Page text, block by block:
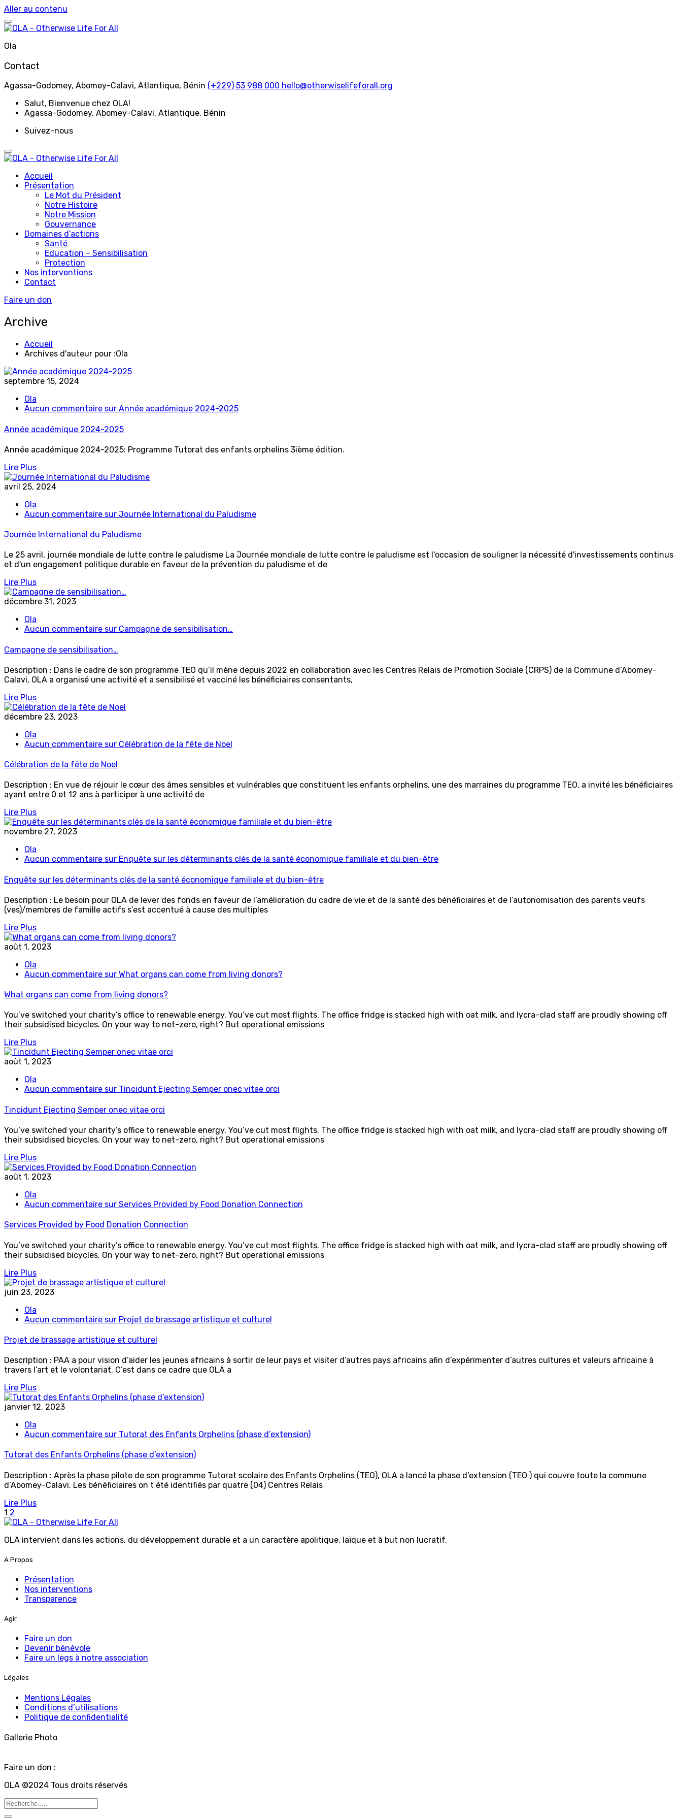
Aller au contenu
Ola
Contact
Agassa-Godomey, Abomey-Calavi, Atlantique, Bénin (+229) 53 988 000 hello@otherwiselifeforall.org
Salut, Bienvenue chez OLA!
Agassa-Godomey, Abomey-Calavi, Atlantique, Bénin
Suivez-nous
Accueil
Présentation
Le Mot du Président
Notre Histoire
Notre Mission
Gouvernance
Domaines d’actions
Santé
Education – Sensibilisation
Protection
Nos interventions
Contact
Faire un don
Archive
Accueil
Archives d'auteur pour :Ola
septembre 15, 2024
Ola
Aucun commentaire sur Année académique 2024-2025
Année académique 2024-2025
Année académique 2024-2025: Programme Tutorat des enfants orphelins 3ième édition.
Lire Plus
avril 25, 2024
Ola
Aucun commentaire sur Journée International du Paludisme
Journée International du Paludisme
Le 25 avril, journée mondiale de lutte contre le paludisme La Journée mondiale de lutte contre le paludisme est l'occasion de souligner la nécessité d'investissements continus
et d'un engagement politique durable en faveur de la prévention du paludisme et de
Lire Plus
décembre 31, 2023
Ola
Aucun commentaire sur Campagne de sensibilisation…
Campagne de sensibilisation…
Description : Dans le cadre de son programme TEO qu’il mène depuis 2022 en collaboration avec les Centres Relais de Promotion Sociale (CRPS) de la Commune d’Abomey-
Calavi, OLA a organisé une activité et a sensibilisé et vacciné les bénéficiaires consentants,
Lire Plus
décembre 23, 2023
Ola
Aucun commentaire sur Célébration de la fête de Noel
Célébration de la fête de Noel
Description : En vue de réjouir le cœur des âmes sensibles et vulnérables que constituent les enfants orphelins, une des marraines du programme TEO, a invité les bénéficiaires
ayant entre 0 et 12 ans à participer à une activité de
Lire Plus
novembre 27, 2023
Ola
Aucun commentaire sur Enquête sur les déterminants clés de la santé économique familiale et du bien-être
Enquête sur les déterminants clés de la santé économique familiale et du bien-être
Description : Le besoin pour OLA de lever des fonds en faveur de l’amélioration du cadre de vie et de la santé des bénéficiaires et de l’autonomisation des parents veufs
(ves)/membres de famille actifs s’est accentué à cause des multiples
Lire Plus
août 1, 2023
Ola
Aucun commentaire sur What organs can come from living donors?
What organs can come from living donors?
You’ve switched your charity’s office to renewable energy. You’ve cut most flights. The office fridge is stacked high with oat milk, and lycra-clad staff are proudly showing off
their subsidised bicycles. On your way to net-zero, right? But operational emissions
Lire Plus
août 1, 2023
Ola
Aucun commentaire sur Tincidunt Ejecting Semper onec vitae orci
Tincidunt Ejecting Semper onec vitae orci
You’ve switched your charity’s office to renewable energy. You’ve cut most flights. The office fridge is stacked high with oat milk, and lycra-clad staff are proudly showing off
their subsidised bicycles. On your way to net-zero, right? But operational emissions
Lire Plus
août 1, 2023
Ola
Aucun commentaire sur Services Provided by Food Donation Connection
Services Provided by Food Donation Connection
You’ve switched your charity’s office to renewable energy. You’ve cut most flights. The office fridge is stacked high with oat milk, and lycra-clad staff are proudly showing off
their subsidised bicycles. On your way to net-zero, right? But operational emissions
Lire Plus
juin 23, 2023
Ola
Aucun commentaire sur Projet de brassage artistique et culturel
Projet de brassage artistique et culturel
Description : PAA a pour vision d’aider les jeunes africains à sortir de leur pays et visiter d’autres pays africains afin d’expérimenter d’autres cultures et valeurs africaine à
travers l’art et le volontariat. C’est dans ce cadre que OLA a
Lire Plus
janvier 12, 2023
Ola
Aucun commentaire sur Tutorat des Enfants Orphelins (phase d’extension)
Tutorat des Enfants Orphelins (phase d’extension)
Description : Après la phase pilote de son programme Tutorat scolaire des Enfants Orphelins (TEO), OLA a lancé la phase d’extension (TEO ) qui couvre toute la commune
d’Abomey-Calavi. Les bénéficiaires on t été identifiés par quatre (04) Centres Relais
Lire Plus
1 2
OLA intervient dans les actions, du développement durable et a un caractère apolitique, laïque et à but non lucratif.
A Propos
Présentation
Nos interventions
Transparence
Agir
Faire un don
Devenir bénévole
Faire un legs à notre association
Légales
Mentions Légales
Conditions d’utilisations
Politique de confidentialité
Gallerie Photo
Faire un don :
OLA ©2024 Tous droits réservés